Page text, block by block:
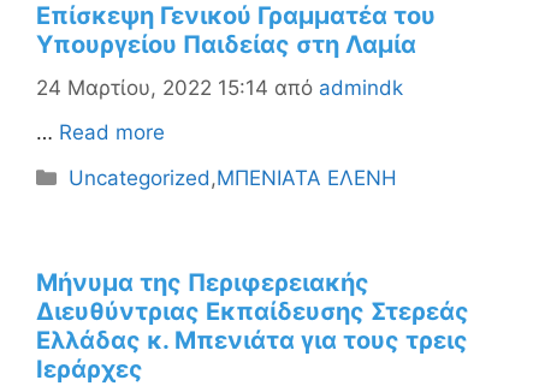
Επίσκεψη Γενικού Γραμματέα του
Υπουργείου Παιδείας στη Λαμία
24 Μαρτίου, 2022 15:14 από admindk
… Read more
Κατηγορίες
Uncategorized,ΜΠΕΝΙΑΤΑ ΕΛΕΝΗ
Μήνυμα της Περιφερειακής
Διευθύντριας Εκπαίδευσης Στερεάς
Ελλάδας κ. Μπενιάτα για τους τρεις
Ιεράρχες